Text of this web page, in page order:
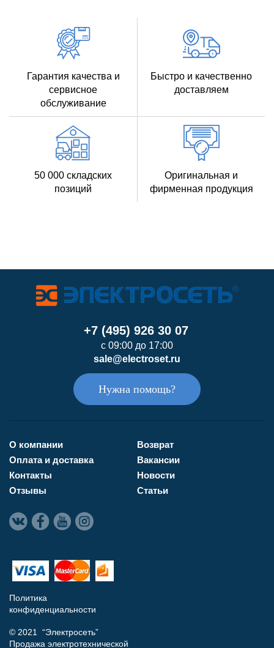
Гарантия качества и
сервисное
обслуживание
Быстро и качественно
доставляем
50 000 складских
позиций
Оригинальная и
фирменная продукция
+7 (495) 926 30 07
с 09:00 до 17:00
sale@electroset.ru
Нужна помощь?
О компании
Оплата и доставка
Контакты
Отзывы
Возврат
Вакансии
Новости
Статьи
Политика
конфиденциальности
© 2021 “Электросеть”
Продажа электротехнической